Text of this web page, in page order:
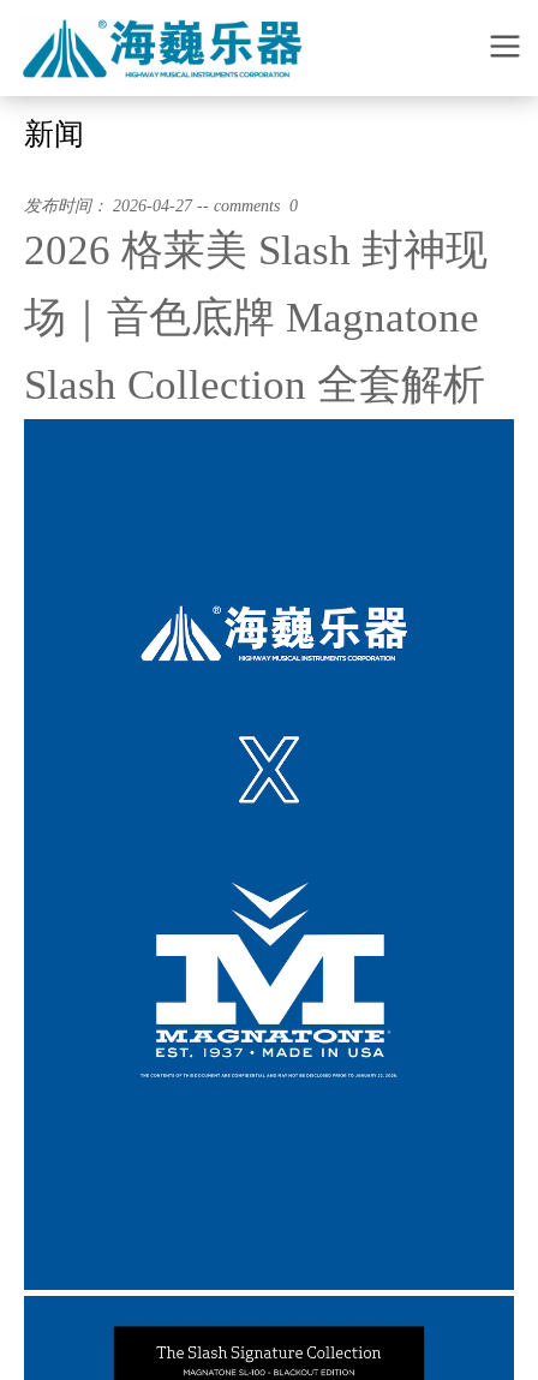
新闻
发布时间： 2026-04-27 -- comments 0
2026 格莱美 Slash 封神现
场｜音色底牌 Magnatone
Slash Collection 全套解析